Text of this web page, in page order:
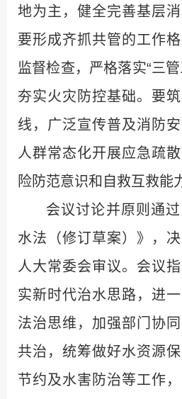
地为主，健全完善基层消
要形成齐抓共管的工作
监督检查，严格落实“三
夯实火灾防控基础。要
线，广泛宣传普及消防
人群常态化开展应急疏
险防范意识和自救互救能
会议讨论并原则通
水法（修订草案）》，
人大常委会审议。会议
实新时代治水思路，进
法治思维，加强部门协
共治，统筹做好水资源保
节约及水害防治等工作